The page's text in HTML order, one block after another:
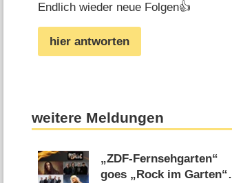
Endlich wieder neue Folgen👍
hier antworten
weitere Meldungen
„ZDF-Fernsehgarten“
goes „Rock im Garten“: